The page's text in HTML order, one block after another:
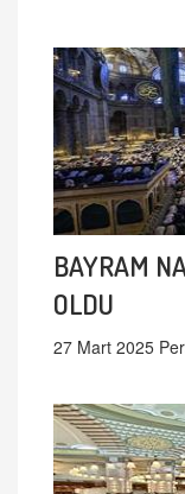
BAYRAM
OLDU
27 Mart 2025